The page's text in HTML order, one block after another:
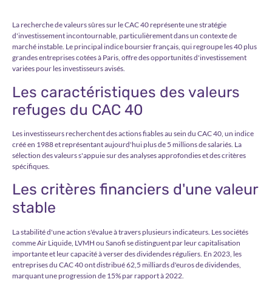
La recherche de valeurs sûres sur le CAC 40 représente une stratégie
d'investissement incontournable, particulièrement dans un contexte de
marché instable. Le principal indice boursier français, qui regroupe les 40 plus
grandes entreprises cotées à Paris, offre des opportunités d'investissement
variées pour les investisseurs avisés.
Les caractéristiques des valeurs
refuges du CAC 40
Les investisseurs recherchent des actions fiables au sein du CAC 40, un indice
créé en 1988 et représentant aujourd'hui plus de 5 millions de salariés. La
sélection des valeurs s'appuie sur des analyses approfondies et des critères
spécifiques.
Les critères financiers d'une valeur
stable
La stabilité d'une action s'évalue à travers plusieurs indicateurs. Les sociétés
comme Air Liquide, LVMH ou Sanofi se distinguent par leur capitalisation
importante et leur capacité à verser des dividendes réguliers. En 2023, les
entreprises du CAC 40 ont distribué 62,5 milliards d'euros de dividendes,
marquant une progression de 15% par rapport à 2022.